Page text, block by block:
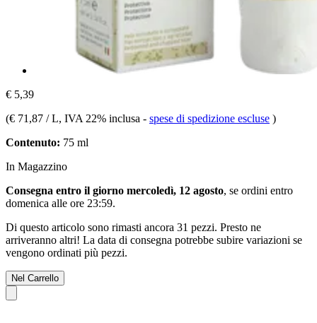
€ 5,39
(€ 71,87 / L, IVA 22% inclusa - spese di spedizione escluse )
Contenuto: 75 ml
In Magazzino
Consegna entro il giorno mercoledì, 12 agosto, se ordini entro
domenica alle ore 23:59.
Di questo articolo sono rimasti ancora 31 pezzi. Presto ne
arriveranno altri! La data di consegna potrebbe subire variazioni se
vengono ordinati più pezzi.
Nel Carrello